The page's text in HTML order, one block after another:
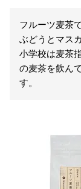
フルーツ麦茶
ぶどうとマス
小学校は麦茶
の麦茶を飲ん
す。